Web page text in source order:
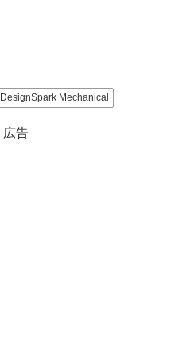
DesignSpark Mechanical
広告